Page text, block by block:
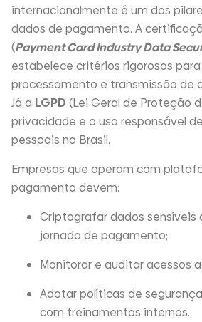
internacionalmente é um dos
dados de pagamento. A
(Payment Card Industry Data
estabelece critérios rigorosos
processamento e transmissão de
Já a LGPD (Lei Geral de Proteção
privacidade e o uso responsável
pessoais no Brasil.
Empresas que operam com
pagamento devem:
Criptografar dados sensíveis
jornada de pagamento;
Monitorar e auditar acessos
Adotar políticas de
com treinamentos internos.